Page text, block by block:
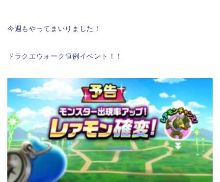
今週もやってまいりました！
ドラクエウォーク恒例イベント！！